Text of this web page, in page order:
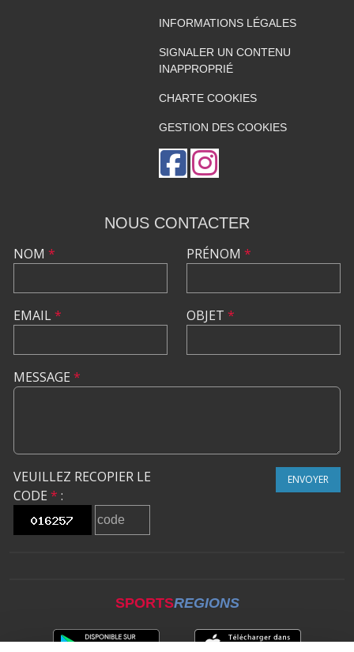
INFORMATIONS LÉGALES
SIGNALER UN CONTENU
INAPPROPRIÉ
CHARTE COOKIES
GESTION DES COOKIES
NOUS CONTACTER
NOM *
EMAIL*
PRÉNOM *
OBJET *
MESSAGE *
VEUILLEZ RECOPIER LE
CODE * :
ENVOYER
SPORTSREGIONS